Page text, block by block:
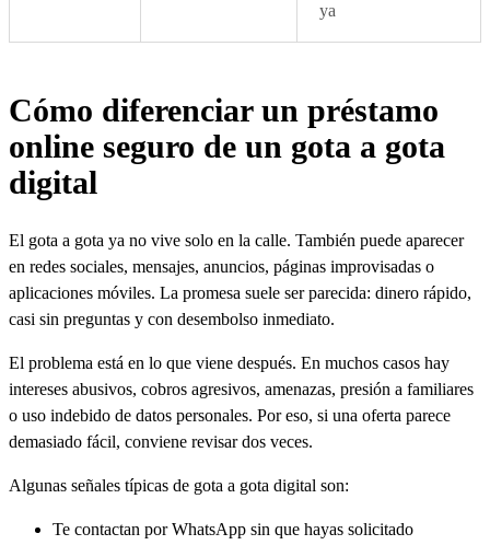
ya
Cómo diferenciar un préstamo
online seguro de un gota a gota
digital
El gota a gota ya no vive solo en la calle. También puede aparecer
en redes sociales, mensajes, anuncios, páginas improvisadas o
aplicaciones móviles. La promesa suele ser parecida: dinero rápido,
casi sin preguntas y con desembolso inmediato.
El problema está en lo que viene después. En muchos casos hay
intereses abusivos, cobros agresivos, amenazas, presión a familiares
o uso indebido de datos personales. Por eso, si una oferta parece
demasiado fácil, conviene revisar dos veces.
Algunas señales típicas de gota a gota digital son:
Te contactan por WhatsApp sin que hayas solicitado